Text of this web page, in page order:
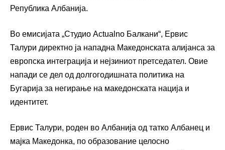
Република Албанија.
Во емисијата „Студио Actualno Балкани“, Ервис
Талури директно ја нападна Македонската алијанса за
европска интеграција и нејзиниот претседател. Овие
напади се дел од долгогодишната политика на
Бугарија за негирање на македонската нација и
идентитет.
Ервис Талури, роден во Албанија од татко Албанец и
мајка Македонка, по образование целосно